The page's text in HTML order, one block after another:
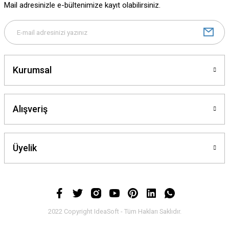
Bu ürüne benzer farklı alternatifler olmalı.
Mail adresinizle e-bültenimize kayıt olabilirsiniz.
Kurumsal
Alışveriş
Üyelik
2022 Copyright IdeaSoft - Tüm Hakları Saklıdır.